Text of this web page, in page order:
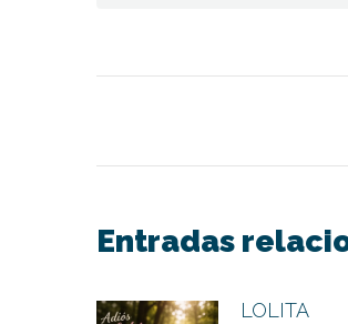
entre
Entradas
LOLITA